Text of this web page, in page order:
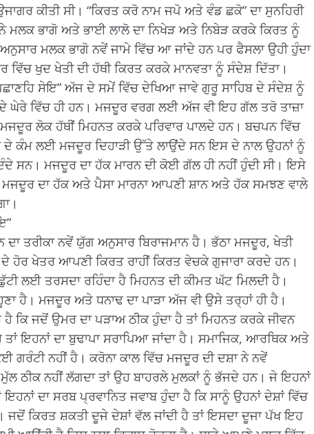
ਕੀਤੀ ਸੀ। “ਕਿਰਤ ਕਰੋ ਨਾਮ ਜਪੋ ਅਤੇ ਵੰਡ ਛਕੋ” ਦਾ ਸੁਨਹਿਰੀ
ਮਲਕ ਭਾਗੋ ਅਤੇ ਭਾਈ ਲਾਲੋ ਦਾ ਨਿਖੇੜ ਅਤੇ ਨਿਬੇੜ ਕਰਕੇ ਕਿਰਤ ਨੂੰ
ਮਲਕ ਭਾਗੋ ਨਵੇਂ ਜਾਮੇ ਵਿੱਚ ਆ ਜਾਂਦੇ ਹਨ ਪਰ ਫੈਸਲਾ ਉਹੀ ਹੁੰਦਾ
ਖੁਦ ਖੇਤੀ ਦੀ ਹੱਥੀ ਕਿਰਤ ਕਰਕੇ ਮਾਨਵਤਾ ਨੂੰ ਸੰਦੇਸ਼ ਦਿੱਤਾ।
ਸੇਇ” ਅੱਜ ਦੇ ਸਮੇਂ ਵਿੱਚ ਦੇਖਿਆ ਜਾਵੇ ਗੁਰੂ ਸਾਹਿਬ ਦੇ ਸੰਦੇਸ਼ ਨੂੰ
ਵਿੱਚ ਹੀ ਹਨ। ਮਜਦੂਰ ਵਰਗ ਲਈ ਅੱਜ ਵੀ ਇਹ ਗੱਲ ਤਰੋ ਤਾਜ਼ਾ
ਲੋਕ ਹੱਥੀਂ ਮਿਹਨਤ ਕਰਕੇ ਪਰਿਵਾਰ ਪਾਲਦੇ ਹਨ। ਬਚਪਨ ਵਿੱਚ
ਦੇ ਕੰਮ ਲਈ ਮਜਦੂਰ ਦਿਹਾੜੀ ਉੱਤੇ ਲਾਉਂਦੇ ਸਨ ਇਸ ਦੇ ਨਾਲ ਉਹਨਾਂ ਨੂੰ
ਸਨ। ਮਜਦੂਰ ਦਾ ਹੱਕ ਮਾਰਨ ਦੀ ਕੋਈ ਗੱਲ ਹੀ ਨਹੀਂ ਹੁੰਦੀ ਸੀ। ਇਸੇ
ਮਜਦੂਰ ਦਾ ਹੱਕ ਅਤੇ ਪੈਸਾ ਮਾਰਨਾ ਆਪਣੀ ਸ਼ਾਨ ਅਤੇ ਹੱਕ ਸਮਝਣ ਵਾਲੇ
ਤਰੀਕਾ ਨਵੇਂ ਯੁੱਗ ਅਨੁਸਾਰ ਬਿਰਾਜਮਾਨ ਹੈ। ਭੱਠਾ ਮਜਦੂਰ, ਖੇਤੀ
ਖੇਤਰ ਆਪਣੀ ਕਿਰਤ ਰਾਹੀਂ ਕਿਰਤ ਵੇਚਕੇ ਗੁਜਾਰਾ ਕਰਦੇ ਹਨ।
ਲਈ ਤਰਸਦਾ ਰਹਿੰਦਾ ਹੈ ਮਿਹਨਤ ਦੀ ਕੀਮਤ ਘੱਟ ਮਿਲਦੀ ਹੈ।
ਹੈ। ਮਜਦੂਰ ਅਤੇ ਧਨਾਢ ਦਾ ਪਾੜਾ ਅੱਜ ਵੀ ਉਸੇ ਤਰ੍ਹਾਂ ਹੀ ਹੈ।
ਕਿ ਜਦੋਂ ਉਮਰ ਦਾ ਪੜਾਅ ਠੀਕ ਹੁੰਦਾ ਹੈ ਤਾਂ ਮਿਹਨਤ ਕਰਕੇ ਜੀਵਨ
ਤਾਂ ਇਹਨਾਂ ਦਾ ਬੁਢਾਪਾ ਸਰਾਪਿਆ ਜਾਂਦਾ ਹੈ। ਸਮਾਜਿਕ, ਆਰਥਿਕ ਅਤੇ
ਨਹੀਂ ਹੈ। ਕਰੋਨਾ ਕਾਲ ਵਿੱਚ ਮਜਦੂਰ ਦੀ ਦਸ਼ਾ ਨੇ ਨਵੇਂ
ਠੀਕ ਨਹੀਂ ਲੱਗਦਾ ਤਾਂ ਉਹ ਬਾਹਰਲੇ ਮੁਲਕਾਂ ਨੂੰ ਭੱਜਦੇ ਹਨ। ਜੇ ਇਹਨਾਂ
ਦਾ ਸਰਬ ਪ੍ਰਵਾਨਿਤ ਜਵਾਬ ਹੁੰਦਾ ਹੈ ਕਿ ਸਾਨੂੰ ਉਹਨਾਂ ਦੇਸ਼ਾਂ ਵਿੱਚ
ਜਦੋਂ ਕਿਰਤ ਸ਼ਕਤੀ ਦੂਜੇ ਦੇਸ਼ਾਂ ਵੱਲ ਜਾਂਦੀ ਹੈ ਤਾਂ ਇਸਦਾ ਦੂਜਾ ਪੱਖ ਇਹ